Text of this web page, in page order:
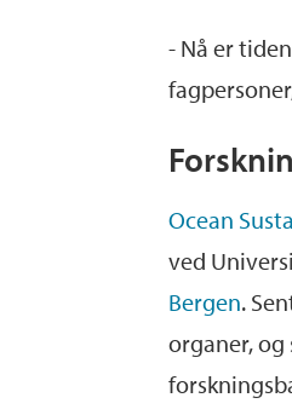
- Nå er
Ocean
ved
Bergen.
organer,